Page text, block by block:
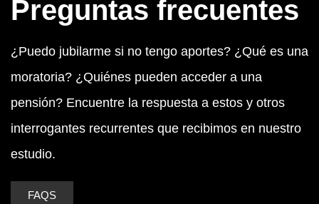
Preguntas frecuentes
¿Puedo jubilarme si no tengo aportes? ¿Qué es una
moratoria? ¿Quiénes pueden acceder a una
pensión? Encuentre la respuesta a estos y otros
interrogantes recurrentes que recibimos en nuestro
estudio.
FAQS